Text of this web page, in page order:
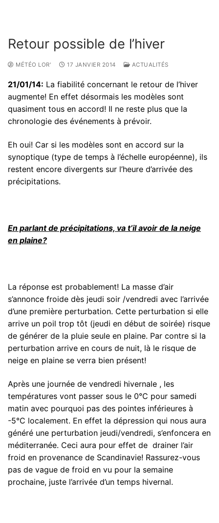
Retour possible de l’hiver
MÉTÉO LOR' 17 JANVIER 2014 ACTUALITÉS
21/01/14: La fiabilité concernant le retour de l’hiver
augmente! En effet désormais les modèles sont
quasiment tous en accord! Il ne reste plus que la
chronologie des événements à prévoir.
Eh oui! Car si les modèles sont en accord sur la
synoptique (type de temps à l’échelle européenne), ils
restent encore divergents sur l’heure d’arrivée des
précipitations.
En parlant de précipitations, va t’il avoir de la neige
en plaine?
La réponse est probablement! La masse d’air
s’annonce froide dès jeudi soir /vendredi avec l’arrivée
d’une première perturbation. Cette perturbation si elle
arrive un poil trop tôt (jeudi en début de soirée) risque
de générer de la pluie seule en plaine. Par contre si la
perturbation arrive en cours de nuit, là le risque de
neige en plaine se verra bien présent!
Après une journée de vendredi hivernale , les
températures vont passer sous le 0°C pour samedi
matin avec pourquoi pas des pointes inférieures à
-5°C localement. En effet la dépression qui nous aura
généré une perturbation jeudi/vendredi, s’enfoncera en
méditerranée. Ceci aura pour effet de drainer l’air
froid en provenance de Scandinavie! Rassurez-vous
pas de vague de froid en vu pour la semaine
prochaine, juste l’arrivée d’un temps hivernal.